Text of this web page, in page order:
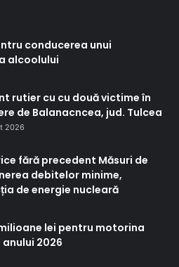
conducerea unui
alcoolului
rutier cu cu două victime în
de Balanacncea, jud. Tulcea
2026
fără precedent Măsuri de
debitelor minime,
de energie nucleară
lei pentru motorina
2026